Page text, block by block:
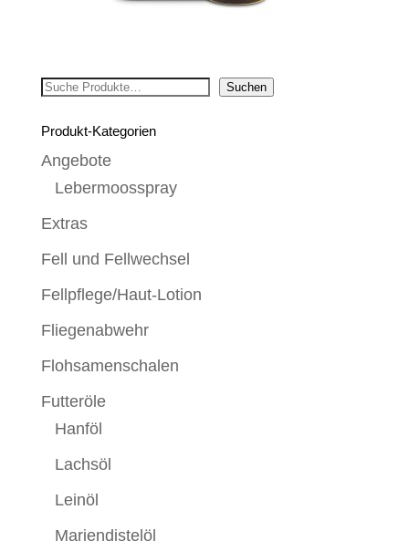
Suchen Suchen
Produkt-Kategorien
Angebote
Lebermoosspray
Extras
Fell und Fellwechsel
Fellpflege/Haut-Lotion
Fliegenabwehr
Flohsamenschalen
Futteröle
Hanföl
Lachsöl
Leinöl
Mariendistelöl